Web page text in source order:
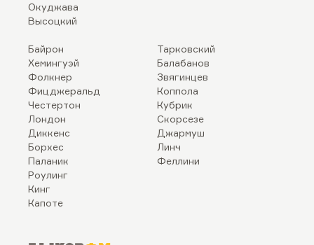
Окуджава
Высоцкий
Байрон
Хемингуэй
Фолкнер
Фицджеральд
Честертон
Лондон
Диккенс
Борхес
Паланик
Роулинг
Кинг
Капоте
Тарковский
Балабанов
Звягинцев
Коппола
Кубрик
Скорсезе
Джармуш
Линч
Феллини